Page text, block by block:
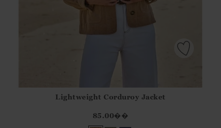
?? ""
Lightweight Corduroy Jacket
85.00��